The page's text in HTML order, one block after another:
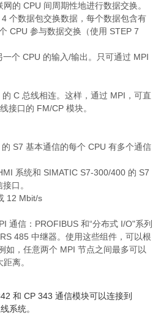
的 CPU 间周期性地进行数据交换。
个数据包交换数据，每个数据包含有
CPU 参与数据交换（使用 STEP 7
个 CPU 的输入/输出。只可通过 MPI
C 总线相连。这样，通过 MPI，可直
接口的 FM/CP 模块。
S7 基本通信的每个 CPU 有多个通信
系统和 SIMATIC S7-300/400 的 S7
口。
12 Mbit/s
通信：PROFIBUS 和“分布式 I/O"系列
485 中继器。使用这些组件，可以根
如，任意两个 MPI 节点之间最多可以
离。
和 CP 343 通信模块可以连接到
系统。